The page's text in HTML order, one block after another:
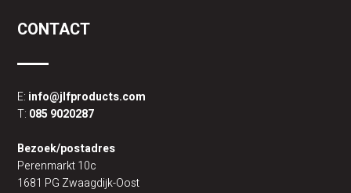
CONTACT
E: info@jlfproducts.com
T: 085 9020287
Bezoek/postadres
Perenmarkt 10c
1681 PG Zwaagdijk-Oost